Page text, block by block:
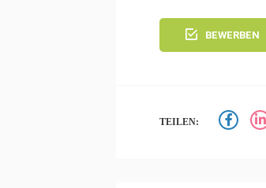
BEWERBEN
TEILEN: